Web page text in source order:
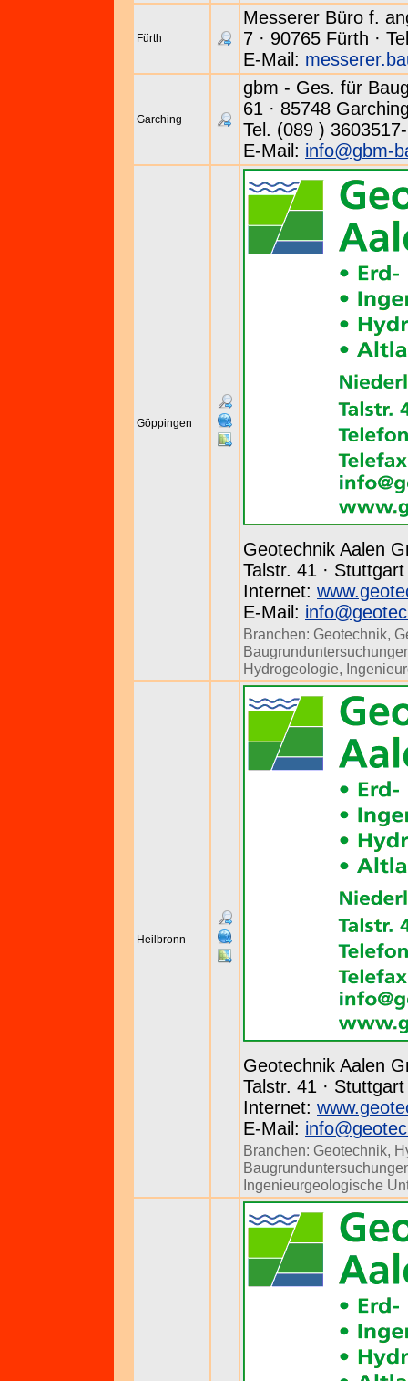
Fürth
Messerer Büro f.
7 · 90765 Fürth ·
E-Mail:
Garching
gbm - Ges. für
61 · 85748
Tel. (089 )
E-Mail: info@gbm-
Göppingen
Geotechnik Aalen
Talstr. 41 ·
Internet:
E-Mail:
Branchen: Geotechnik,
Hydrogeologie,
Heilbronn
Geotechnik Aalen
Talstr. 41 ·
Internet:
E-Mail:
Branchen: Geotechnik,
Ingenieurgeologische